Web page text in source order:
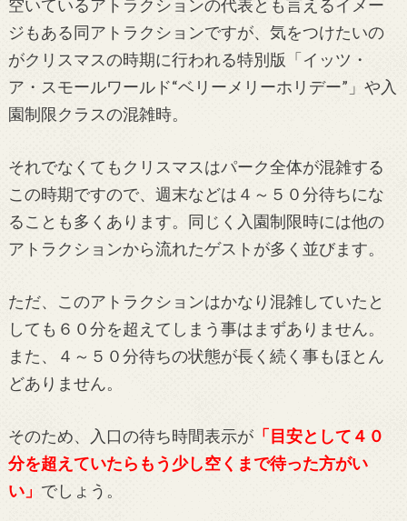
空いているアトラクションの代表とも言えるイメー
ジもある同アトラクションですが、気をつけたいの
がクリスマスの時期に行われる特別版「イッツ・
ア・スモールワールド“ベリーメリーホリデー”」や入
園制限クラスの混雑時。
それでなくてもクリスマスはパーク全体が混雑する
この時期ですので、週末などは４～５０分待ちにな
ることも多くあります。同じく入園制限時には他の
アトラクションから流れたゲストが多く並びます。
ただ、このアトラクションはかなり混雑していたと
しても６０分を超えてしまう事はまずありません。
また、４～５０分待ちの状態が長く続く事もほとん
どありません。
そのため、入口の待ち時間表示が「目安として４０
分を超えていたらもう少し空くまで待った方がい
い」 でしょう。